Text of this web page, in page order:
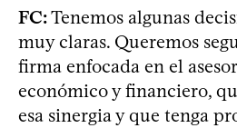
FC:Tenemos algunas
muy claras. Queremos
firma enfocada en el
económico y financiero,
esa sinergia y que tenga